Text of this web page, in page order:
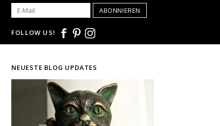
ABONNIEREN
FOLLOW US!
NEUESTE BLOG UPDATES